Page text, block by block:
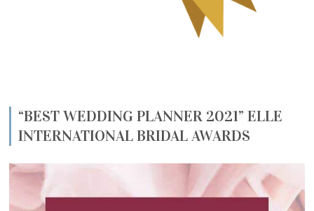
“BEST WEDDING PLANNER 2021” ELLE
INTERNATIONAL BRIDAL AWARDS